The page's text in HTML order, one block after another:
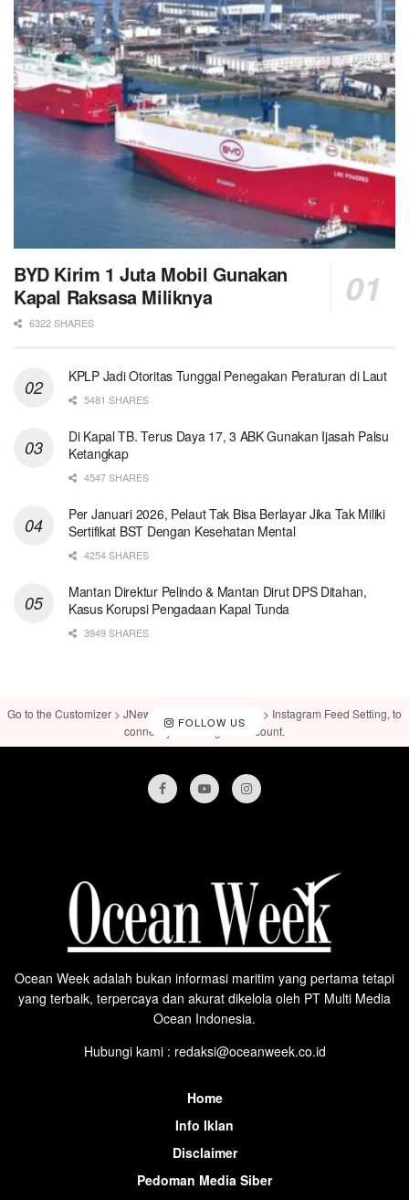
BYD Kirim 1 Juta Mobil Gunakan
Kapal Raksasa Miliknya
6322 SHARES
KPLP Jadi Otoritas Tunggal Penegakan Peraturan di Laut
5481 SHARES
Di Kapal TB. Terus Daya 17, 3 ABK Gunakan Ijasah Palsu
Ketangkap
4547 SHARES
Per Januari 2026, Pelaut Tak Bisa Berlayar Jika Tak Miliki
Sertifikat BST Dengan Kesehatan Mental
4254 SHARES
Mantan Direktur Pelindo & Mantan Dirut DPS Ditahan,
Kasus Korupsi Pengadaan Kapal Tunda
3949 SHARES
FOLLOW US
Go to the Customizer > JNews : Social, Like & View > Instagram Feed Setting, to
connect your Instagram account.
Ocean Week adalah bukan informasi maritim yang pertama tetapi
yang terbaik, terpercaya dan akurat dikelola oleh PT Multi Media
Ocean Indonesia.
Hubungi kami : redaksi@oceanweek.co.id
Home
Info Iklan
Disclaimer
Pedoman Media Siber